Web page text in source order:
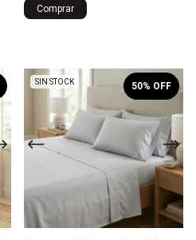
Comprar
/10
SIN STOCK 50% OFF